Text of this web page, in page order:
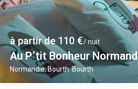
à partir de 110 €/ nuit
Au P’tit Bonheur Normand
Normandie, Bourth,Bourth